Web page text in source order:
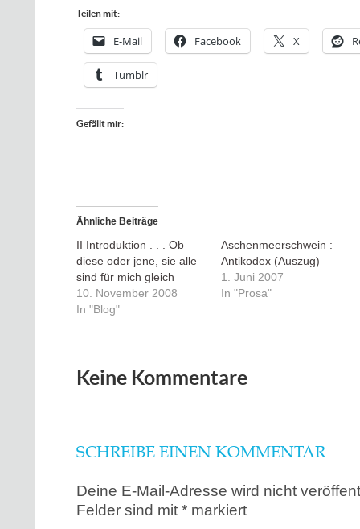
Teilen mit:
E-Mail Facebook X
Tumblr
Gefällt mir:
Ähnliche Beiträge
II Introduktion . . . Ob
diese oder jene, sie alle
sind für mich gleich
10. November 2008
In "Blog"
Aschenmeerschwein :
Antikodex (Auszug)
1. Juni 2007
In "Prosa"
Keine Kommentare
SCHREIBE EINEN KOMMENTAR
Deine E-Mail-Adresse wird nicht
Felder sind mit * markiert